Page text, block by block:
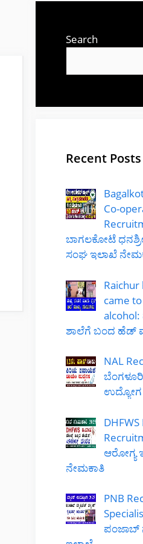
Search
Recent Posts
Co-
ಬಾಗಲಕೋಟೆ
ಸಂಘ ಇಲಾಖೆ
came
ಶಾಲೆಗೆ ಬಂದ ಹೆಡ್
NAL
ಉದ್ಯೋಗ
ಆರೋಗ್ಯ
ನೇಮಕಾತಿ
PNB
ಪಂಜಾಬ್